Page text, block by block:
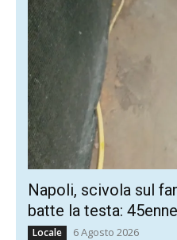
Napoli, scivola sul
batte la testa:
Locale 6 Agosto 2026